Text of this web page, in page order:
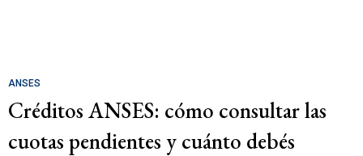
ANSES
Créditos ANSES: cómo consultar las
cuotas pendientes y cuánto debés